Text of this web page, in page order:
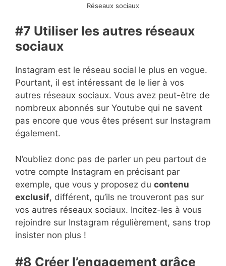
Réseaux sociaux
#7 Utiliser les autres réseaux
sociaux
Instagram est le réseau social le plus en vogue.
Pourtant, il est intéressant de le lier à vos
autres réseaux sociaux. Vous avez peut-être de
nombreux abonnés sur Youtube qui ne savent
pas encore que vous êtes présent sur Instagram
également.
N’oubliez donc pas de parler un peu partout de
votre compte Instagram en précisant par
exemple, que vous y proposez du contenu
exclusif, différent, qu’ils ne trouveront pas sur
vos autres réseaux sociaux. Incitez-les à vous
rejoindre sur Instagram régulièrement, sans trop
insister non plus !
#8 Créer l’engagement grâce